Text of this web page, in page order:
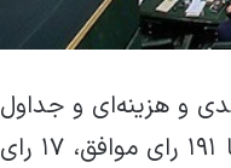
و هزینه‌ای و جداول
لایحه بودجه سال ۱۴۰۵، ماده واحده لایحه بودجه سال آینده را با ۱۹۱ رای موافق، ۱۷ رای